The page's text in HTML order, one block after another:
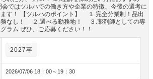
ではツルハでの働き方や企業の特徴、今後の選考に
す！ 【ツルハのポイント】 １.完全分業制！品出
務なし！ ２.選べる勤務地！ ３.薬剤師としての専
ラム ぜひ、ご応募ください！！
2027卒
2026/07/06 18：00～19：30